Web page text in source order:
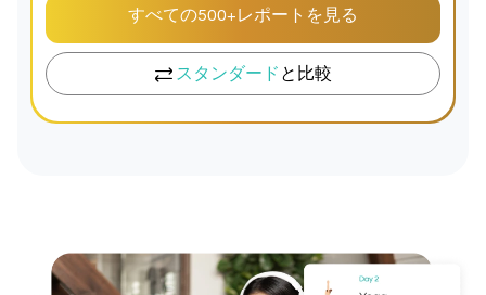
すべての500+レポートを見る
スタンダード と比較